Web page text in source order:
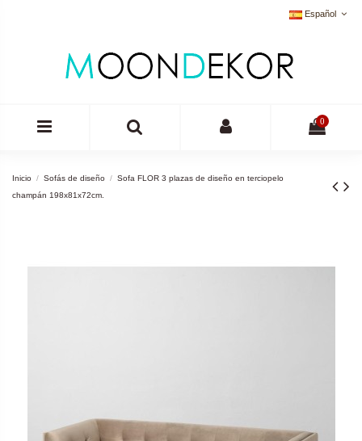
Español
0
Inicio Sofás de diseño
Sofa FLOR 3 plazas de diseño en terciopelo
champán 198x81x72cm.